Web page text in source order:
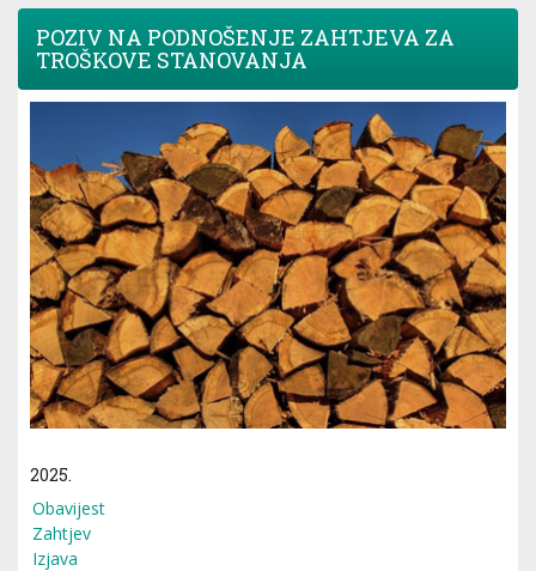
POZIV NA PODNOŠENJE ZAHTJEVA ZA
TROŠKOVE STANOVANJA
2025.
Obavijest
Zahtjev
Izjava